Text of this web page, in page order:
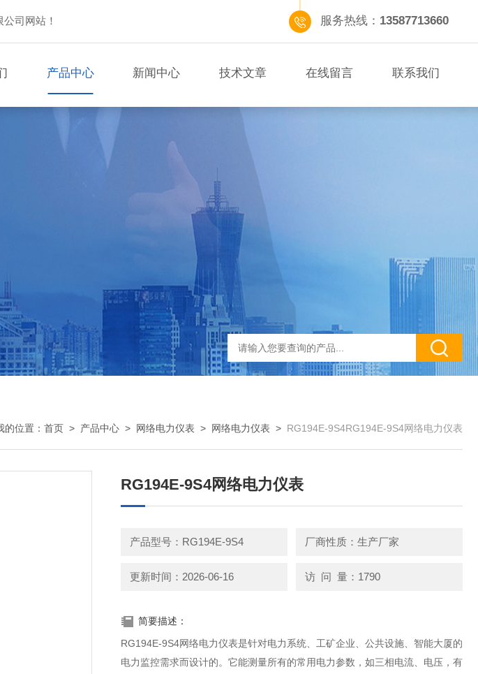
司网站！ 服务热线： 13587713660
产品中心 新闻中心 技术文章 在线留言 联系我们
的位置： 首页 > 产品中心 > 网络电力仪表 > 网络电力仪表 > RG194E-9S4RG194E-9S4网络电力仪表
RG194E-9S4网络电力仪表
产品型号：RG194E-9S4 厂商性质：生产厂家
更新时间：2026-06-16 访 问 量：1790
简要描述：
RG194E-9S4网络电力仪表是针对电力系统、工矿企业、公共设施、智能大厦的
电力监控需求而设计的。它能测量所有的常用电力参数，如三相电流、电压，有